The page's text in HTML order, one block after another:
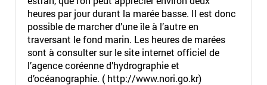
heures par jour durant la marée basse. Il est donc
possible de marcher d’une île à l’autre en
traversant le fond marin. Les heures de marées
sont à consulter sur le site internet officiel de
l’agence coréenne d’hydrographie et
d’océanographie. (http://www.nori.go.kr)